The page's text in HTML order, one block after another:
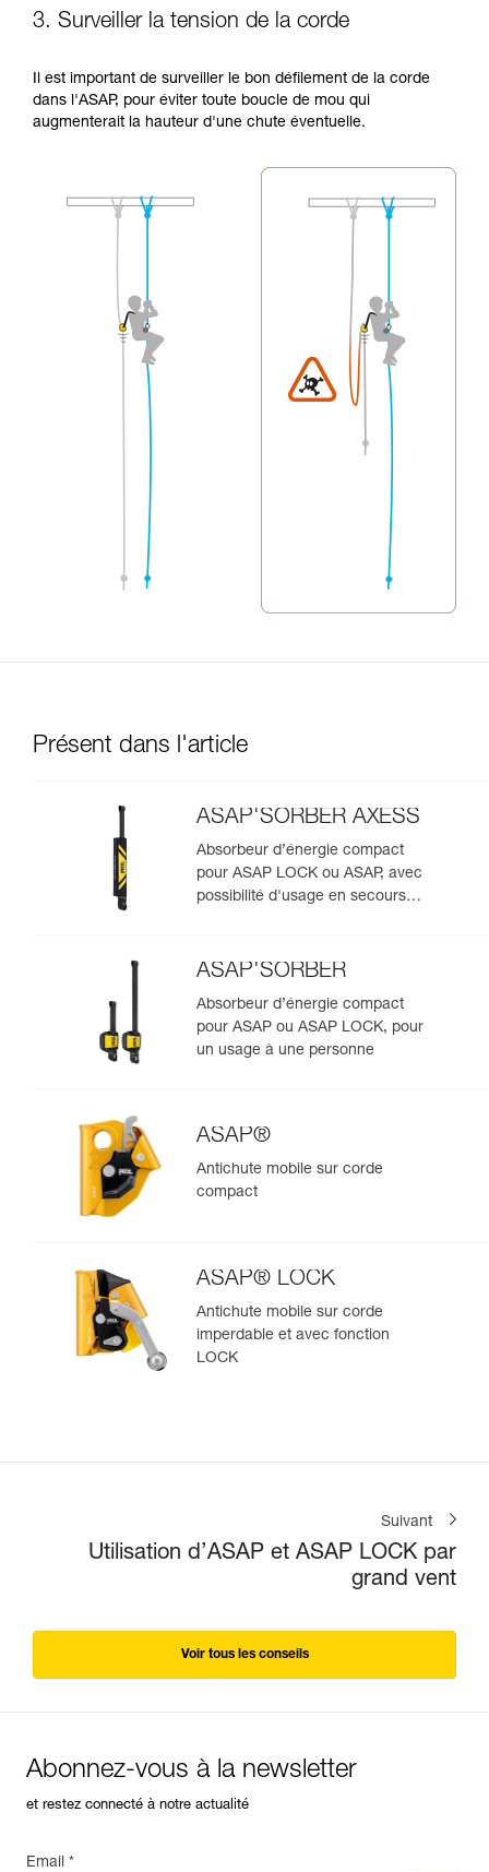
3. Surveiller la tension de la corde
Il est important de surveiller le bon défilement de la corde
dans l'ASAP, pour éviter toute boucle de mou qui
augmenterait la hauteur d'une chute éventuelle.
Présent dans l'article
ASAP'SORBER AXESS
Absorbeur d’énergie compact
pour ASAP LOCK ou ASAP, avec
possibilité d'usage en secours
ASAP'SORBER
Absorbeur d’énergie compact
pour ASAP ou ASAP LOCK, pour
un usage à une personne
ASAP®
Antichute mobile sur corde
compact
ASAP® LOCK
Antichute mobile sur corde
imperdable et avec fonction
LOCK
Suivant
Utilisation d’ASAP et ASAP LOCK par
grand vent
Voir tous les conseils
Abonnez-vous à la newsletter
et restez connecté à notre actualité
Email *